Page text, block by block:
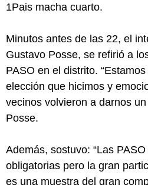
1Pais macha cuarto.
Minutos antes de las 22, el
Gustavo Posse, se refirió a
PASO en el distrito.
elección que hicimos y
vecinos volvieron a darnos
Posse.
Además, sostuvo: “Las
obligatorias pero la gran
es una muestra del gran